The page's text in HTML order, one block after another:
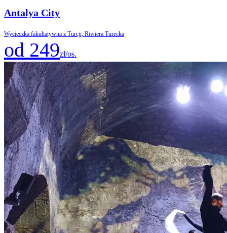
Antalya City
Wycieczka fakultatywna z Turcji, Riwiera Turecka
od 249zł/os.